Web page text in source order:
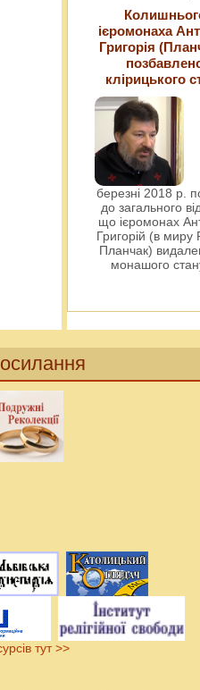
ієромонаха
Григорія
клірицького
березні 2018 р.
до загального
що ієромонах
Григорій (в миру
Планчак)
монашого
тут >>